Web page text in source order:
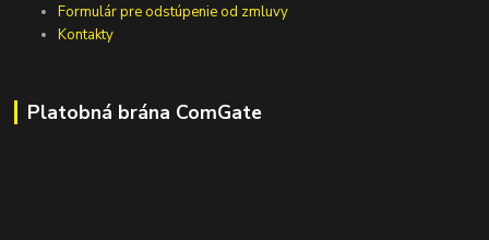
Formulár pre odstúpenie od zmluvy
Kontakty
Platobná brána ComGate